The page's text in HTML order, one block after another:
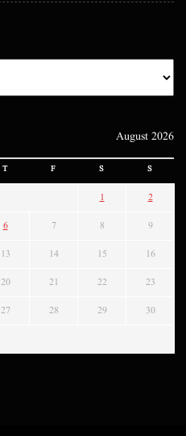
August 2026
T F S S
1 2
6 7 8 9
13 14 15 16
20 21 22 23
27 28 29 30